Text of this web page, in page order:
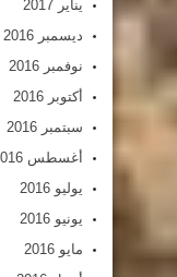
يناير 2017
ديسمبر 2016
نوفمبر 2016
أكتوبر 2016
سبتمبر 2016
أغسطس 2016
يوليو 2016
يونيو 2016
مايو 2016